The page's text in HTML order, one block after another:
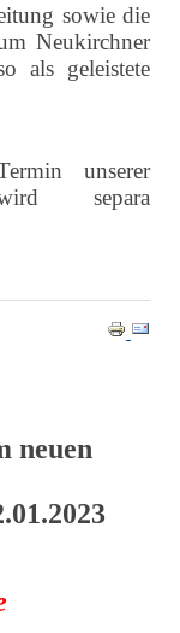
sowie die
Neukirchner
als geleistete
unserer
wird separa
neuen